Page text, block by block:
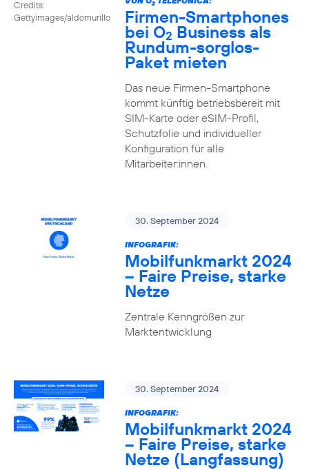
Credits:
Gettyimages/aldomurillo
2
Firmen-Smartphones
bei O2 Business als
Rundum-sorglos-
Paket mieten
Das neue Firmen-Smartphone
kommt künftig betriebsbereit mit
SIM-Karte oder eSIM-Profil,
Schutzfolie und individueller
Konfiguration für alle
Mitarbeiter:innen.
30. September 2024
INFOGRAFIK:
Mobilfunkmarkt 2024
– Faire Preise, starke
Netze
Zentrale Kenngrößen zur
Marktentwicklung
30. September 2024
INFOGRAFIK:
Mobilfunkmarkt 2024
– Faire Preise, starke
Netze (Langfassung)